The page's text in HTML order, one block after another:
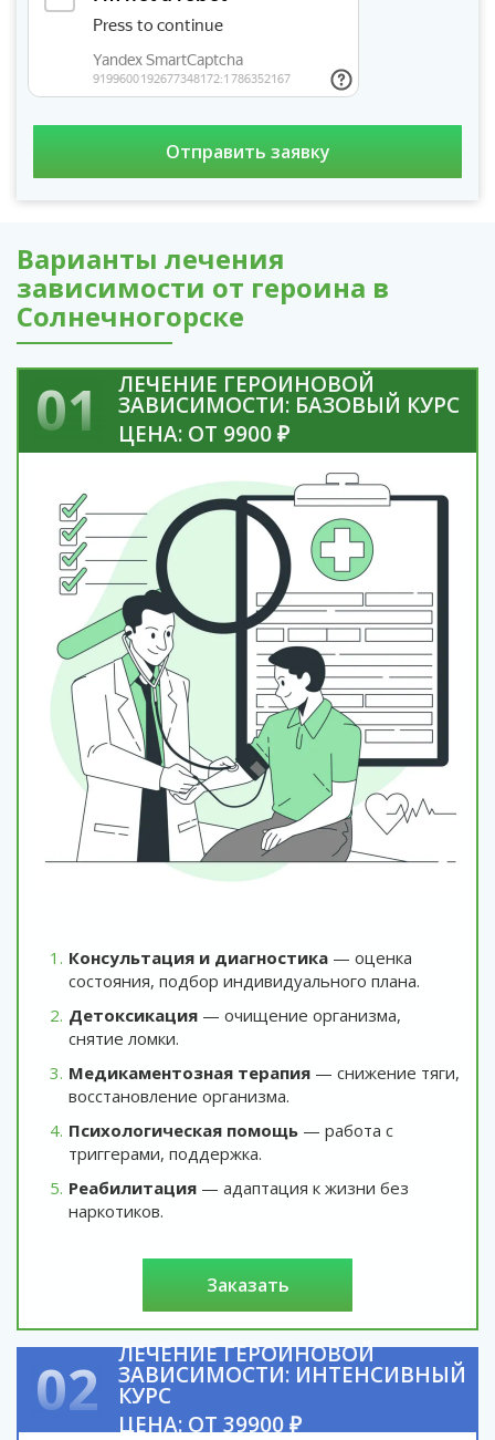
Варианты лечения
зависимости от героина в
Солнечногорске
01 ЛЕЧЕНИЕ ГЕРОИНОВОЙ
ЗАВИСИМОСТИ: БАЗОВЫЙ КУРС
ЦЕНА: ОТ 9900 ₽
Консультация и диагностика — оценка
состояния, подбор индивидуального плана.
Детоксикация — очищение организма,
снятие ломки.
Медикаментозная терапия — снижение тяги,
восстановление организма.
Психологическая помощь — работа с
триггерами, поддержка.
Реабилитация — адаптация к жизни без
наркотиков.
заказать
02 ЛЕЧЕНИЕ ГЕРОИНОВОЙ
ЗАВИСИМОСТИ: ИНТЕНСИВНЫЙ
КУРС
ЦЕНА: ОТ 39900 ₽